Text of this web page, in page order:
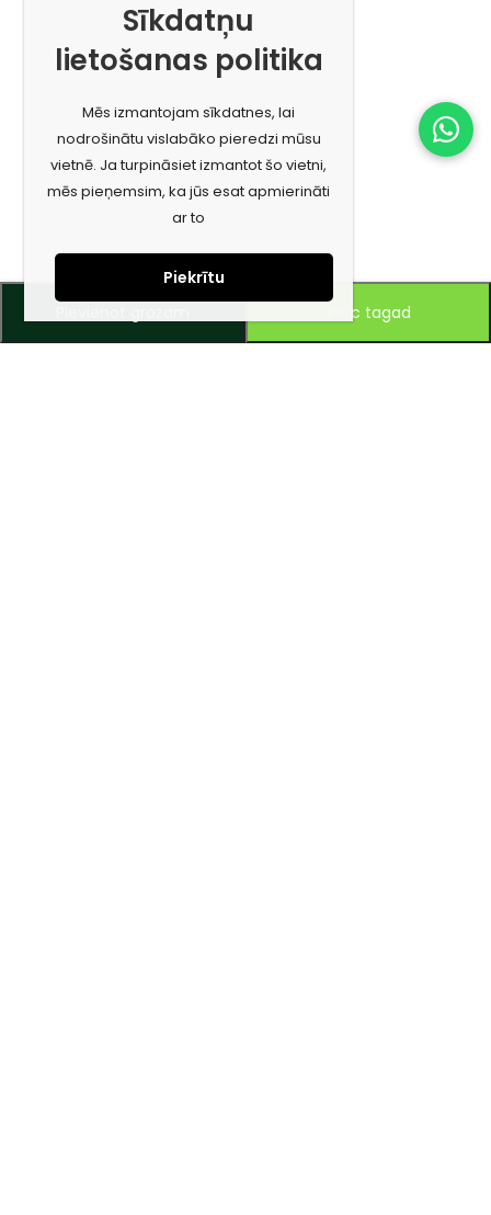
Pērc tagad
Sīkdatņu
lietošanas politika
Mēs izmantojam sīkdatnes, lai
nodrošinātu vislabāko pieredzi mūsu
vietnē. Ja turpināsiet izmantot šo vietni,
mēs pieņemsim, ka jūs esat apmierināti
ar to
Piekrītu